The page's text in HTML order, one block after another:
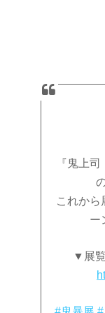
『鬼上
これから
ー
▼展